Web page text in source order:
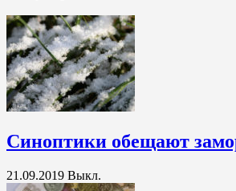
Синоптики обещают
21.09.2019 Выкл.